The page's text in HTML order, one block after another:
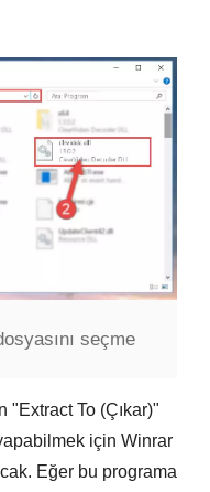
seçme
"Extract To (Çıkar)"
için Winrar
Eğer bu programa